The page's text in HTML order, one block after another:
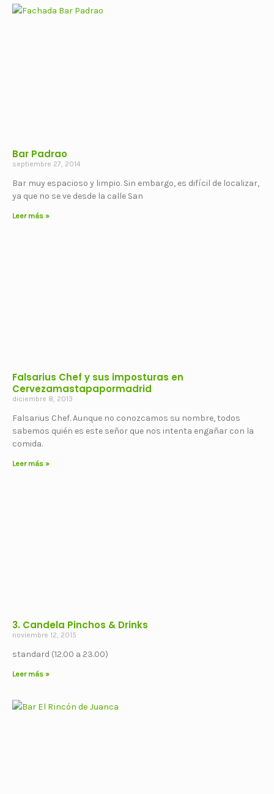
Bar Padrao
septiembre 27, 2014
Bar muy espacioso y limpio. Sin embargo, es difícil de localizar,
ya que no se ve desde la calle San
Leer más »
Falsarius Chef y sus imposturas en
Cervezamastapapormadrid
diciembre 8, 2013
Falsarius Chef. Aunque no conozcamos su nombre, todos
sabemos quién es este señor que nos intenta engañar con la
comida.
Leer más »
3. Candela Pinchos & Drinks
noviembre 12, 2015
standard (12.00 a 23.00)
Leer más »